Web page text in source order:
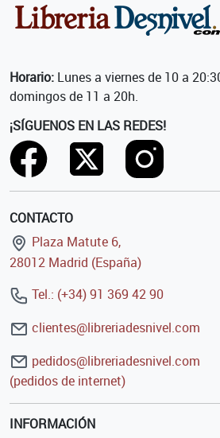
Horario: Lunes a viernes de 10 a
domingos de 11 a 20h.
¡SÍGUENOS EN LAS REDES!
CONTACTO
Plaza Matute 6,
28012 Madrid (España)
Tel.: (+34) 91 369 42 90
clientes@libreriadesnivel.com
pedidos@libreriadesnivel.com
(pedidos de internet)
INFORMACIÓN